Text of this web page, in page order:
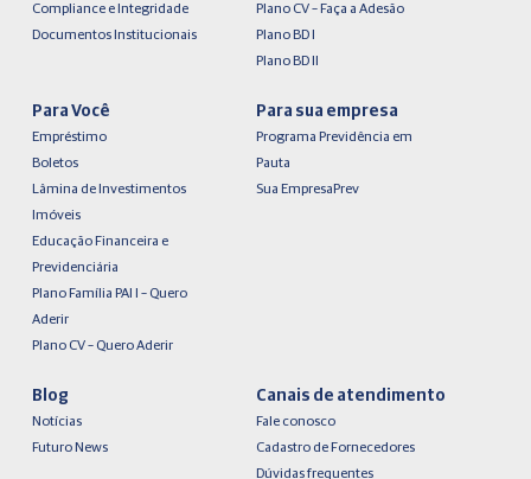
Compliance e Integridade
Documentos Institucionais
Plano CV – Faça a Adesão
Plano BD I
Plano BD II
Para Você
Empréstimo
Boletos
Lâmina de Investimentos
Imóveis
Educação Financeira e
Previdenciária
Plano Família PAI I – Quero
Aderir
Plano CV – Quero Aderir
Para sua empresa
Programa Previdência em
Pauta
Sua EmpresaPrev
Blog
Notícias
Futuro News
Canais de atendimento
Fale conosco
Cadastro de Fornecedores
Dúvidas frequentes